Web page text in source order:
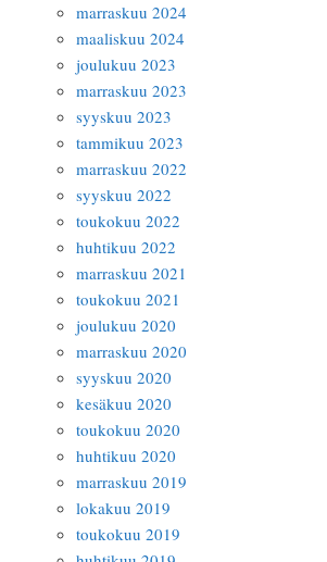
marraskuu 2024
maaliskuu 2024
joulukuu 2023
marraskuu 2023
syyskuu 2023
tammikuu 2023
marraskuu 2022
syyskuu 2022
toukokuu 2022
huhtikuu 2022
marraskuu 2021
toukokuu 2021
joulukuu 2020
marraskuu 2020
syyskuu 2020
kesäkuu 2020
toukokuu 2020
huhtikuu 2020
marraskuu 2019
lokakuu 2019
toukokuu 2019